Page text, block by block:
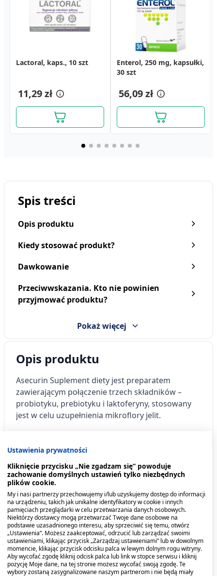
Lactoral, kaps., 10 szt
11,29 zł
Enterol, 250 mg, kapsułki,
30 szt
56,09 zł
Asecurin Junior, proszek
w saszetkach, 2,6 g, 10
Asecurin baby, krople, 10
27,79 zł
Enterol, 250 mg, kapsułki,
24,79 zł
Asecurin baby, krople, 10
ml
27,79 zł
Calcium Teva, tabletki
Lipomal, 97 mg/5 ml,
syrop, 125 g
Spis treści
Opis produktu
Kiedy stosować produkt?
Dawkowanie
Przeciwwskazania. Kto nie powinien
przyjmować produktu?
Pokaż więcej
Opis produktu
Asecurin Suplement diety jest preparatem
zawierającym połączenie trzech składników –
probiotyku, prebiotyku i laktoferyny, stosowany
jest w celu uzupełnienia mikroflory jelit.
Suplement diety Asecurin zawiera dwa szczepy
bakterii probiotycznych z rodzaju Lactobacillus
prebiotyk (inulinę) i laktoferynę z mleka. Jest
zalecany w celu uzupełnienia i odbudowy
mikroflory jelitowej w czasie i po leczeniu
antybiotykami.
Dawkowanie
Zalecane spożycie:
Ustawienia prywatności
Kliknięcie przycisku „Nie zgadzam się” powoduje
zachowanie domyślnych ustawień tylko niezbędnych
plików cookie.
My i nasi partnerzy przechowujemy i/lub uzyskujemy dostęp do informacji
na urządzeniu, takich jak unikalne identyfikatory w cookie i innych
pamięciach przeglądarki w celu przetwarzania danych osobowych.
Niektórzy dostawcy mogą przetwarzać Twoje dane osobowe na
podstawie uzasadnionego interesu, aby sprzeciwić się temu, otwórz
„Ustawienia”. Możesz zaakceptować, odrzucić lub zarządzać swoimi
ustawieniami, klikając przycisk „Zarządzaj ustawieniami” lub w dowolnym
momencie, klikając przycisk odcisku palca w lewym dolnym rogu witryny.
Aby wycofać zgodę kliknij odcisk palca lub link w stopce serwisu i kliknij
pozycję Moje dane, na tej stronie możesz wycofać swoją zgodę. Te
wybory zostaną zasygnalizowane naszym partnerom i nie będą miały